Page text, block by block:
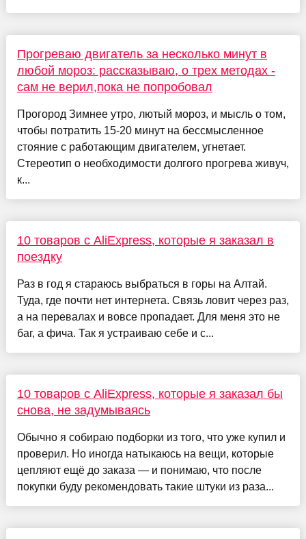
Прогреваю двигатель за несколько минут в
любой мороз: рассказываю, о трех методах -
сам не верил,пока не попробовал
Прогород Зимнее утро, лютый мороз, и мысль о том,
чтобы потратить 15-20 минут на бессмысленное
стояние с работающим двигателем, угнетает.
Стереотип о необходимости долгого прогрева живуч,
к...
10 товаров с AliExpress, которые я заказал в
поездку
Раз в год я стараюсь выбраться в горы на Алтай.
Туда, где почти нет интернета. Связь ловит через раз,
а на перевалах и вовсе пропадает. Для меня это не
баг, а фича. Так я устраиваю себе и с...
10 товаров с AliExpress, которые я заказал бы
снова, не задумываясь
Обычно я собираю подборки из того, что уже купил и
проверил. Но иногда натыкаюсь на вещи, которые
цепляют ещё до заказа — и понимаю, что после
покупки буду рекомендовать такие штуки из раза...